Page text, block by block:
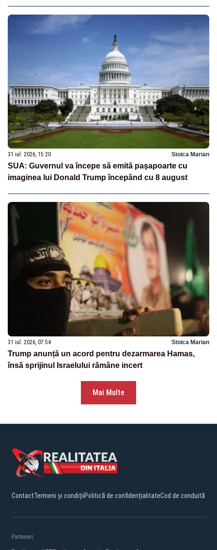
31 iul. 2026, 15:20 Stoica Marian
SUA: Guvernul va începe să emită paşapoarte cu
imaginea lui Donald Trump începând cu 8 august
31 iul. 2026, 07:54 Stoica Marian
Trump anunță un acord pentru dezarmarea Hamas,
însă sprijinul Israelului rămâne incert
Mai Multe
ContactTermeni și condițiiPolitică de confidențialitateCod de conduită
Parteneri: